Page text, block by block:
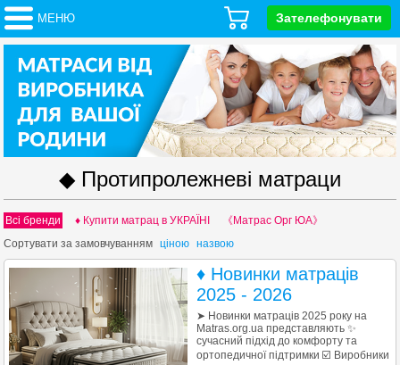
МЕНЮ Зателефонувати
◆ Протипролежневі матраци
Всі бренди ♦ Купити матрац в УКРАЇНІ
《Матрас Орг ЮА》
Сортувати зазамовчуванням ціною назвою
♦ Новинки матраців
2025 - 2026
➤ Новинки матраців 2025 року на
Matras.org.ua представляють ✨
сучасний підхід до комфорту та
ортопедичної підтримки ☑️ Виробники